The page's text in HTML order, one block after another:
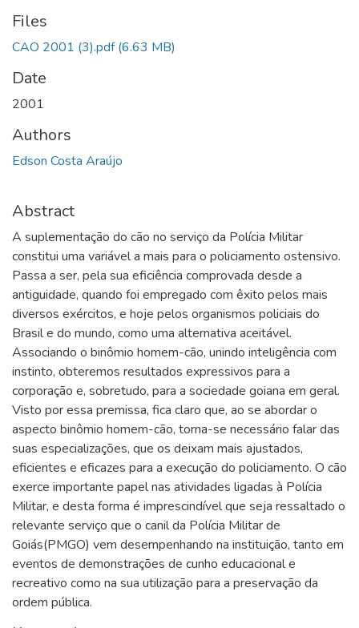
Files
CAO 2001 (3).pdf(6.63 MB)
Date
2001
Authors
Edson Costa Araújo
Abstract
A suplementação do cão no serviço da Polícia Militar
constitui uma variável a mais para o policiamento ostensivo.
Passa a ser, pela sua eficiência comprovada desde a
antiguidade, quando foi empregado com êxito pelos mais
diversos exércitos, e hoje pelos organismos policiais do
Brasil e do mundo, como uma alternativa aceitável.
Associando o binômio homem-cão, unindo inteligência com
instinto, obteremos resultados expressivos para a
corporação e, sobretudo, para a sociedade goiana em geral.
Visto por essa premissa, fica claro que, ao se abordar o
aspecto binômio homem-cão, torna-se necessário falar das
suas especializações, que os deixam mais ajustados,
eficientes e eficazes para a execução do policiamento. O cão
exerce importante papel nas atividades ligadas à Polícia
Militar, e desta forma é imprescindível que seja ressaltado o
relevante serviço que o canil da Polícia Militar de
Goiás(PMGO) vem desempenhando na instituição, tanto em
eventos de demonstrações de cunho educacional e
recreativo como na sua utilização para a preservação da
ordem pública.